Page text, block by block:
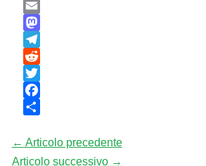
Email
Mastodon
Telegram
Reddit
Twitter
Facebook
← Articolo precedente
Articolo successivo →